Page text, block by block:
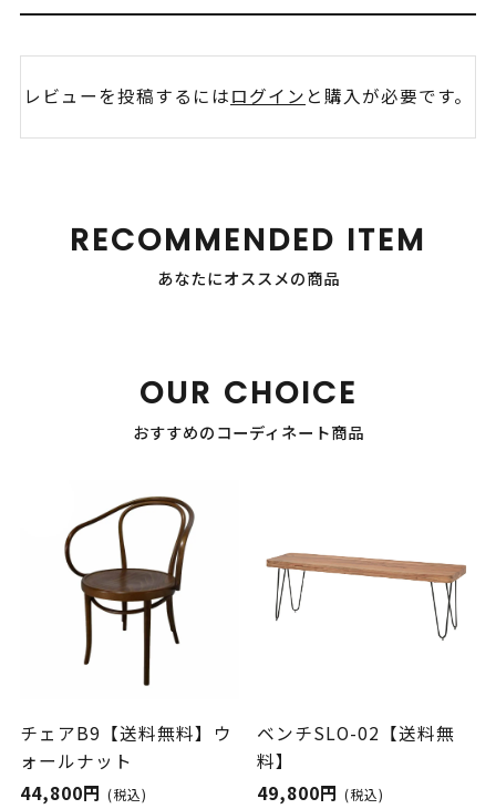
レビューを投稿するにはログイン と購入が必要です。
RECOMMENDED ITEM
あなたにオススメの商品
OUR CHOICE
おすすめのコーディネート商品
チェアB9【送料無料】ウ
ォールナット
44,800円 (税込)
ベンチSLO-02【送料無
料】
49,800円(税込)